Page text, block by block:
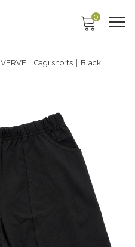
0
VERVE｜Cagi shorts｜Black